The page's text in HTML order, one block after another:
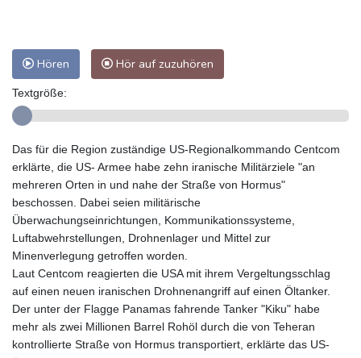
Hören Hör auf zuzuhören
Textgröße:
Das für die Region zuständige US-Regionalkommando Centcom
erklärte, die US- Armee habe zehn iranische Militärziele "an
mehreren Orten in und nahe der Straße von Hormus"
beschossen. Dabei seien militärische
Überwachungseinrichtungen, Kommunikationssysteme,
Luftabwehrstellungen, Drohnenlager und Mittel zur
Minenverlegung getroffen worden.
Laut Centcom reagierten die USA mit ihrem Vergeltungsschlag
auf einen neuen iranischen Drohnenangriff auf einen Öltanker.
Der unter der Flagge Panamas fahrende Tanker "Kiku" habe
mehr als zwei Millionen Barrel Rohöl durch die von Teheran
kontrollierte Straße von Hormus transportiert, erklärte das US-